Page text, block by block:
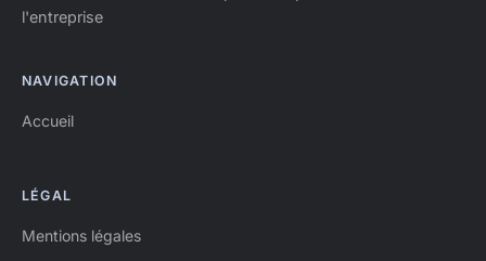
l'entreprise
NAVIGATION
Accueil
LÉGAL
Mentions légales